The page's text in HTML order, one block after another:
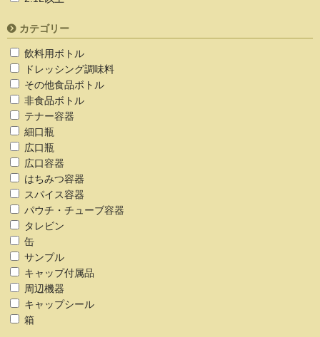
カテゴリー
飲料用ボトル
ドレッシング調味料
その他食品ボトル
非食品ボトル
テナー容器
細口瓶
広口瓶
広口容器
はちみつ容器
スパイス容器
パウチ・チューブ容器
タレビン
缶
サンプル
キャップ付属品
周辺機器
キャップシール
箱